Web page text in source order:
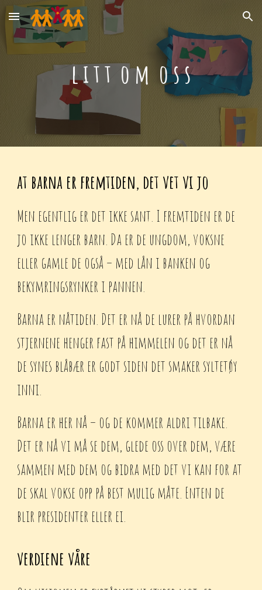
Skip to main content Skip to navigation
l i t t o m o s s
at barna er fremtiden, det vet vi jo
Men egentlig er det ikke sant. I fremtiden er de
jo ikke lenger barn. Da er de ungdom, voksne
eller gamle de også – med lån i banken og
bekymringsrynker i pannen.
Barna er nåtiden. Det er nå de lurer på hvordan
stjernene henger fast på himmelen og det er nå
de synes blåbær er godt siden det smaker syltetøy
inni.
Barna er her nå – og de kommer aldri tilbake.
Det er nå vi må se dem, glede oss over dem, være
sammen med dem og bidra med det vi kan for at
de skal vokse opp på best mulig måte. Enten de
blir presidenter eller ei.
verdiene våre